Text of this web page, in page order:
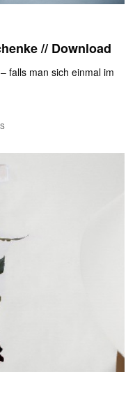
// Download
falls man sich einmal im